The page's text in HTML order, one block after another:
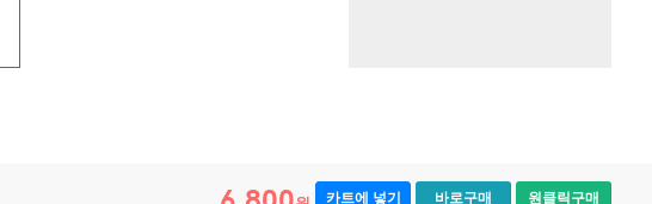
카트에 넣기 바로구매 원클릭구매